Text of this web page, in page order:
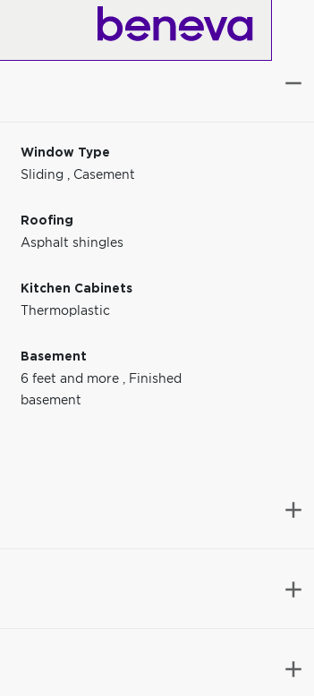
Window Type
Sliding , Casement
Roofing
Asphalt shingles
Kitchen Cabinets
Thermoplastic
Basement
6 feet and more , Finished
basement